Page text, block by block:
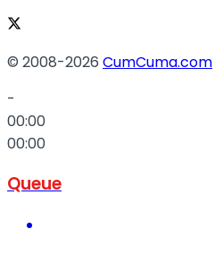
© 2008-2026 CumCuma.com
-
00:00
00:00
Queue